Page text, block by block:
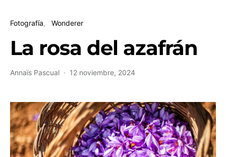
Fotografía Wonderer
La rosa del azafrán
Annaïs Pascual 12 noviembre, 2024